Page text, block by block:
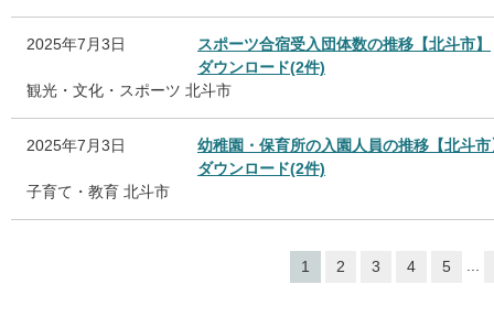
2025年7月3日
スポーツ合宿受入団体数の推移【北斗市】
ダウンロード(2件)
観光・文化・スポーツ 北斗市
2025年7月3日
幼稚園・保育所の入園人員の推移【北斗市
ダウンロード(2件)
子育て・教育 北斗市
1 2 3 4 5 ...